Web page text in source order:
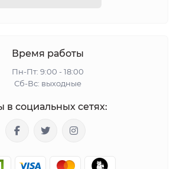
Время работы
Пн-Пт: 9:00 - 18:00
Сб-Вс: выходные
в социальных сетях: